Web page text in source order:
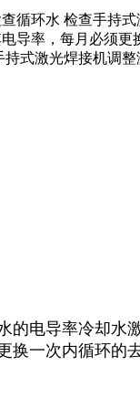
循环水 检查手持
导率，每月必须
式激光焊接机调
的电导率冷却水
换一次内循环的